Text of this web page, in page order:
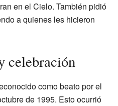
en el Cielo. También pidió
a quienes les hicieron
celebración
como beato por el
de 1995. Esto ocurrió